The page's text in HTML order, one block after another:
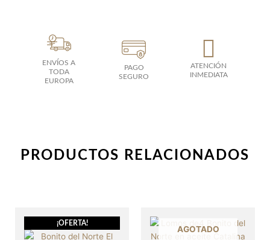
ENVÍOS A
TODA
EUROPA
PAGO
SEGURO
ATENCIÓN
INMEDIATA
PRODUCTOS RELACIONADOS
¡OFERTA!
El
precio
El
precio
AGOTADO